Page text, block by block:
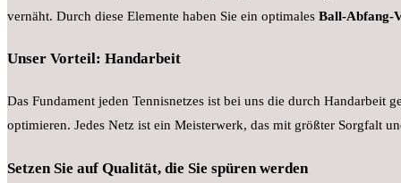
vernäht. Durch diese Elemente haben Sie ein optimales Ball-Abfang-
Unser Vorteil: Handarbeit
Das Fundament jeden Tennisnetzes ist bei uns die durch
optimieren. Jedes Netz ist ein Meisterwerk, das mit größter Sorgfalt
Setzen Sie auf Qualität, die Sie spüren werden